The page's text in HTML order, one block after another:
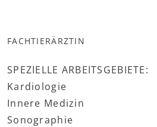
FACHTIERÄRZTIN
SPEZIELLE ARBEITSGEBIETE:
Kardiologie
Innere Medizin
Sonographie